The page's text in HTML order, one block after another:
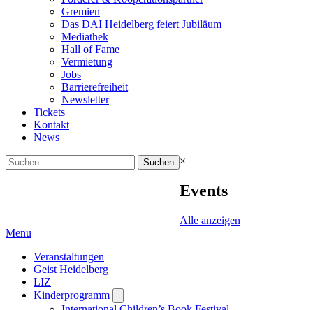
Gremien
Das DAI Heidelberg feiert Jubiläum
Mediathek
Hall of Fame
Vermietung
Jobs
Barrierefreiheit
Newsletter
Tickets
Kontakt
News
Suchen
nach:
×
Events
Alle anzeigen
Menu
Veranstaltungen
Geist Heidelberg
LIZ
Kinderprogramm
submenu